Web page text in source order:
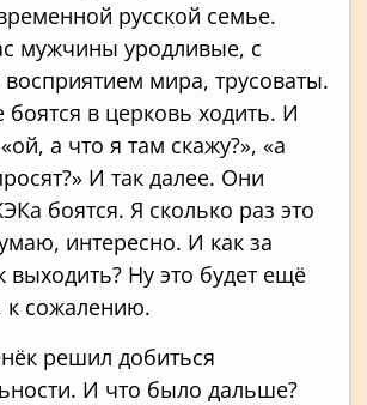
русской семье.
мужчины уродливые, с
мира, трусоваты.
в церковь ходить. И
а что я там скажу?», «а
И так далее. Они
боятся. Я сколько раз это
интересно. И как за
выходить? Ну это будет ещё
к сожалению.
решил добиться
И что было дальше?